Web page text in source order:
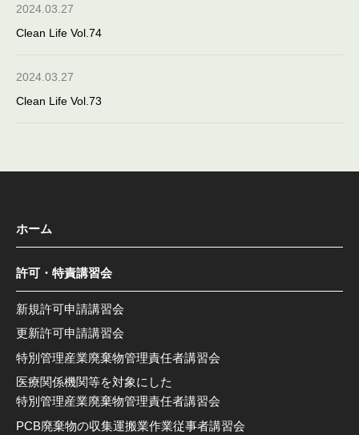
2024.03.27
Clean Life Vol.74
2024.03.27
Clean Life Vol.73
ホーム
許可・特責講習会
新規許可申請講習会
更新許可申請講習会
特別管理産業廃棄物管理責任者講習会
医療関係機関等を対象にした
特別管理産業廃棄物管理責任者講習会
PCB廃棄物の収集運搬業作業従事者講習会